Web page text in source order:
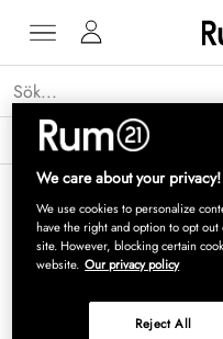
Få 15 % rabatt på Grythyttan
We care about your privacy!
We use cookies to personalize
have the right and option to opt
site. However, blocking certain
website. Our privacy policy
Reject All